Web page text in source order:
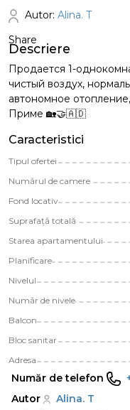
Descriere
Продается 1-
чистый воздух,
автономное
Приме 🏡🤝🇦🇩
Caracteristici
Tipul ofertei
Numărul de camere
Fond locativ
Suprafață totală
Starea apartamentului
Planificare
Nivelul
Număr de nivele
Balcon
Bloc sanitar
Adresa
Număr de telefon
Autor
Alina. T
Autor: Alina. T
Share